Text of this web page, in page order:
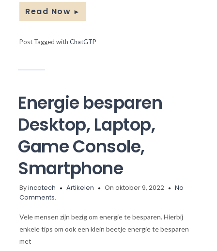
Read Now ►
Post Tagged withChatGTP
Energie besparen
Desktop, Laptop,
Game Console,
Smartphone
Byincotech Artikelen On oktober 9, 2022
No
Comments.
Vele mensen zijn bezig om energie te besparen. Hierbij
enkele tips om ook een klein beetje energie te besparen
met